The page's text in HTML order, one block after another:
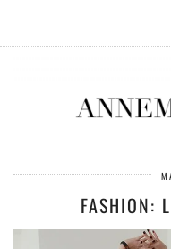
FASHION: